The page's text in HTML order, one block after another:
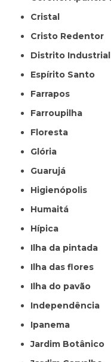
Cristal
Cristo Redentor
Distrito Industrial
Espírito Santo
Farrapos
Farroupilha
Floresta
Glória
Guarujá
Higienópolis
Humaitá
Hípica
Ilha da pintada
Ilha das flores
Ilha do pavão
Independência
Ipanema
Jardim Botânico